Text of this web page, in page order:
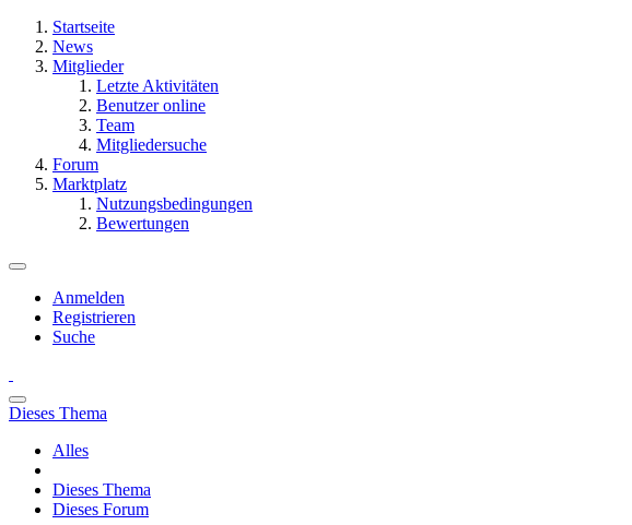
Startseite
News
Mitglieder
Letzte Aktivitäten
Benutzer online
Team
Mitgliedersuche
Forum
Marktplatz
Nutzungsbedingungen
Bewertungen
Anmelden
Registrieren
Suche
Dieses Thema
Alles
Dieses Thema
Dieses Forum